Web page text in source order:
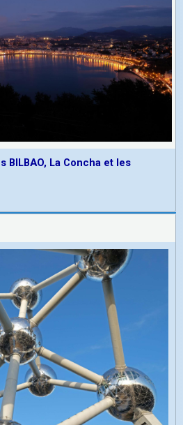
BILBAO, La Concha et les